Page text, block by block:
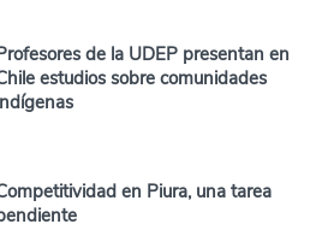
de la UDEP presentan en
estudios sobre comunidades
en Piura, una tarea